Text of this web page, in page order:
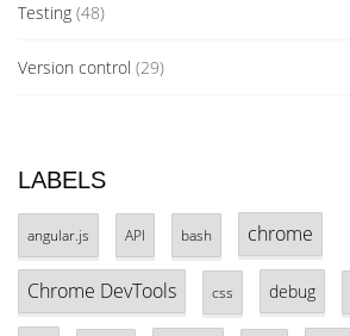
Testing (48)
Version control (29)
LABELS
angular.js API bash chrome
Chrome DevTools css debug